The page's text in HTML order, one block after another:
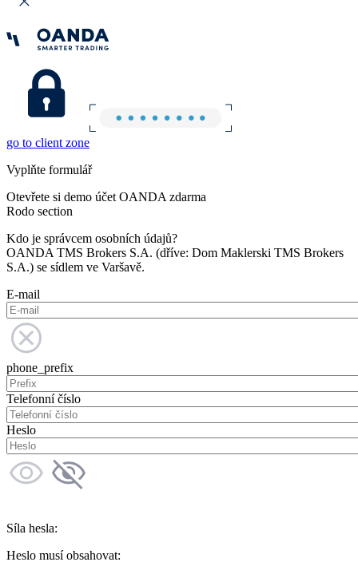
go to client zone
Vyplňte formulář
Otevřete si demo účet OANDA zdarma
Rodo section
Kdo je správcem osobních údajů?
OANDA TMS Brokers S.A. (dříve: Dom Maklerski TMS Brokers
S.A.) se sídlem ve Varšavě.
E-mail
phone_prefix
Telefonní číslo
Heslo
Síla hesla:
Heslo musí obsahovat: